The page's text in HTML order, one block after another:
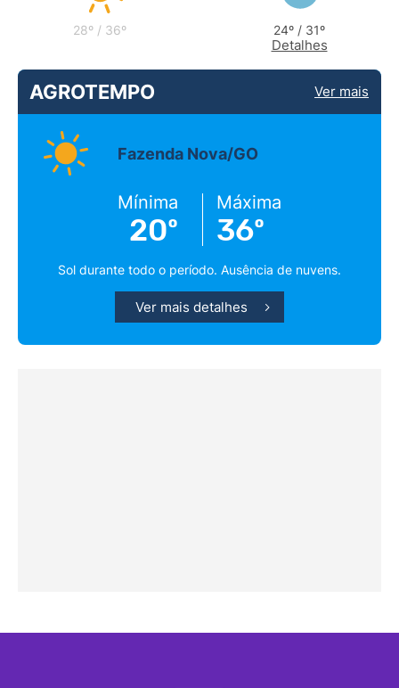
28º / 36º 24º / 31º
Detalhes
AGROTEMPO Ver mais
Fazenda Nova/GO
Mínima
20º
Máxima
36º
Sol durante todo o período. Ausência de nuvens.
Ver mais detalhes